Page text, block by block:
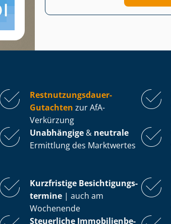
Rest­nut­zungs­dau­er-
Gutachten zur AfA-
Verkürzung
Unabhängige & neutrale
Ermittlung des Marktwertes
Kurzfristige Be­sich­ti­gungs­
ter­mi­ne | auch am
Wochenende
Steuerliche Im­mo­bi­li­en­be­